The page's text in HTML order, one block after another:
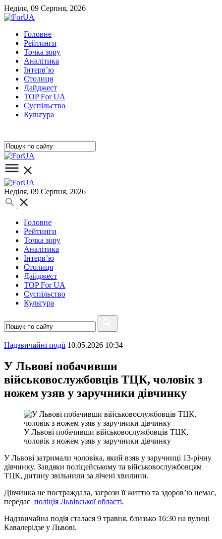
Неділя, 09 Серпня, 2026
Головне
Рейтинги
Точка зору
Аналітика
Інтерв’ю
Столиця
Дайджест
TOP For UA
Суспiльство
Культура
Неділя, 09 Серпня, 2026
Головне
Рейтинги
Точка зору
Аналітика
Інтерв’ю
Столиця
Дайджест
TOP For UA
Суспiльство
Культура
Надзвичайні події 10.05.2026 10:34
У Львові побачивши
військовослужбовців ТЦК, чоловік з
ножем узяв у заручники дівчинку
У Львові побачивши військовослужбовців ТЦК,
чоловік з ножем узяв у заручники дівчинку
У Львові затримали чоловіка, який взяв у заручниці 13-річну
дівчинку. Завдяки поліцейському та військовослужбовцям
ТЦК, дитину звільнили за лічені хвилини.
Дівчинка не постраждала, загрози її життю та здоровʼю немає,
передає поліція Львівської області.
Надзвичайна подія сталася 9 травня, близько 16:30 на вулиці
Кавалерідзе у Львові.